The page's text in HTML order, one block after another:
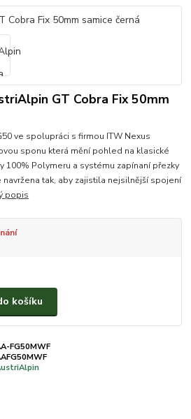
GT Cobra Fix 50mm
ve spolupráci s firmou ITW Nexus
sponu která mění pohled na klasické
100% Polymeru a systému zapínaní přezky
navržena tak, aby zajistila nejsilnější spojení
popis
košíku
FG50MWF